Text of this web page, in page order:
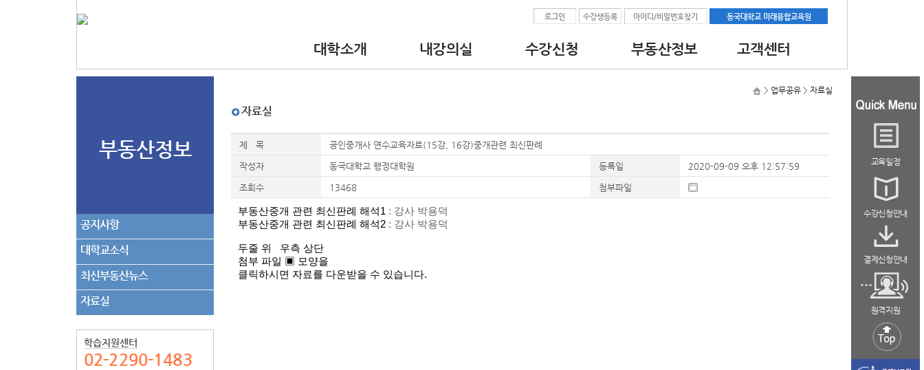
로그인 수강생등록 아이디/비밀번호찾기 동국대학교 미래융합교육원
대학소개
•인사말
내강의실
•수강중인교육과정
•결제정보
수강신청
• 공인중개사 교육과정
- 직무교육
• 공인중개사 업무역량강화
- 부동산 경매 투자분석
부동산정보
공지사항
고객센터
교육일정
수강신청안내
결제신청안내
원격지원
부동산정보
공지사항
대학교소식
최신부동산뉴스
자료실
학습지원센터
02-2290-1483
> 업무공유 > 자료실
자료실
제 목 공인중개사 연수교육자료(15강, 16강)중개관련 최신판례
작성자 동국대학교 행정대학원 등록일 2020-09-09 오후 12:57:59
조회수 13468 첨부파일
부동산중개 관련 최신판례 해석1 : 강사 박용덕
부동산중개 관련 최신판례 해석2 : 강사 박용덕
두줄 위 우측 상단
첨부 파일 ▣ 모양을
클릭하시면 자료를 다운받을 수 있습니다.